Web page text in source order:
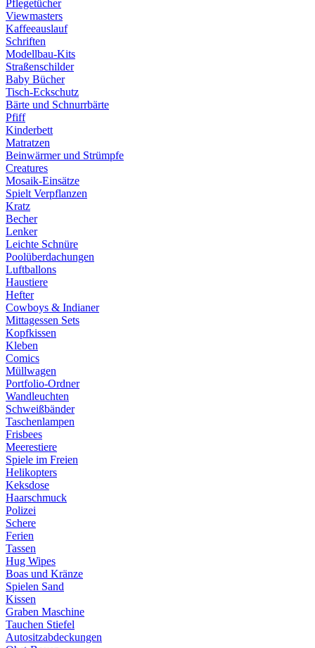
Pflegetücher
Viewmasters
Kaffeeauslauf
Schriften
Modellbau-Kits
Straßenschilder
Baby Bücher
Tisch-Eckschutz
Bärte und Schnurrbärte
Pfiff
Kinderbett
Matratzen
Beinwärmer und Strümpfe
Creatures
Mosaik-Einsätze
Spielt Verpflanzen
Kratz
Becher
Lenker
Leichte Schnüre
Poolüberdachungen
Luftballons
Haustiere
Hefter
Cowboys & Indianer
Mittagessen Sets
Kopfkissen
Kleben
Comics
Müllwagen
Portfolio-Ordner
Wandleuchten
Schweißbänder
Taschenlampen
Frisbees
Meerestiere
Spiele im Freien
Helikopters
Keksdose
Haarschmuck
Polizei
Schere
Ferien
Tassen
Hug Wipes
Boas und Kränze
Spielen Sand
Kissen
Graben Maschine
Tauchen Stiefel
Autositzabdeckungen